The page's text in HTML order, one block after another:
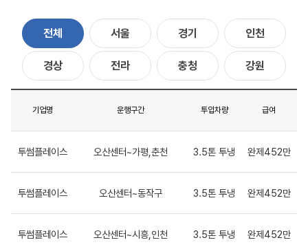
전체 서울 경기 인천
경상 전라 충청 강원
기업명 운행구간 투입차량 급여
투썸플레이스 오산센터~가평,춘천 3.5톤 투냉 완제452만
투썸플레이스 오산센터~동작구 3.5톤 투냉 완제452만
투썸플레이스 오산센터~시흥,인천 3.5톤 투냉 완제452만